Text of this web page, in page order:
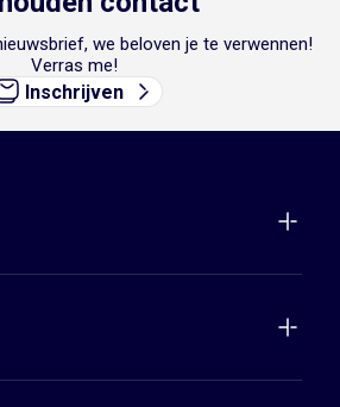
we beloven je te verwennen!
Verras me!
Inschrijven